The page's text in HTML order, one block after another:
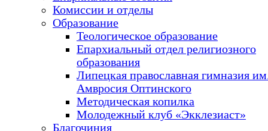
Комиссии и отделы
Образование
Теологическое образование
Епархиальный отдел религиозного
образования
Липецкая православная гимназия
Амвросия Оптинского
Методическая копилка
Молодежный клуб «Экклезиаст»
Благочиния